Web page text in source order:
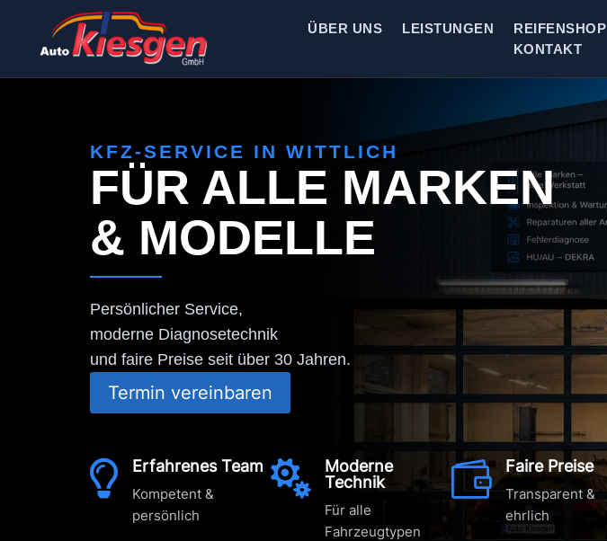
ÜBER UNS LEISTUNGEN REIFENSHOP
KONTAKT
KFZ-SERVICE IN WITTLICH
FÜR ALLE MARKEN
& MODELLE
Persönlicher Service,
moderne Diagnosetechnik
und faire Preise seit über 30 Jahren.
Termin vereinbaren
 Erfahrenes Team
Kompetent &
persönlich

Moderne
Technik
Für alle
Fahrzeugtypen
 Faire Preise
Transparent &
ehrlich